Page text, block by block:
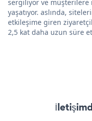
sergiliyor ve müşterilere
yaşatıyor. aslında,
etkileşime giren
2,5 kat daha uzun süre